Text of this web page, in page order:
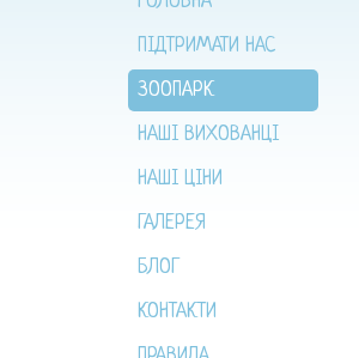
ПІДТРИМАТИ НАС
ЗООПАРК
НАШІ ВИХОВАНЦІ
НАШІ ЦІНИ
ГАЛЕРЕЯ
БЛОГ
КОНТАКТИ